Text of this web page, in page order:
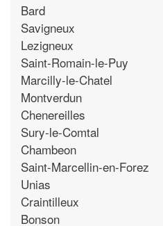
Bard
Savigneux
Lezigneux
Saint-Romain-le-Puy
Marcilly-le-Chatel
Montverdun
Chenereilles
Sury-le-Comtal
Chambeon
Saint-Marcellin-en-Forez
Unias
Craintilleux
Bonson